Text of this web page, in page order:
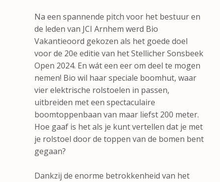
Na een spannende pitch voor het bestuur en
de leden van JCI Arnhem werd Bio
Vakantieoord gekozen als het goede doel
voor de 20e editie van het Stellicher Sonsbeek
Open 2024. En wát een eer om deel te mogen
nemen! Bio wil haar speciale boomhut, waar
vier elektrische rolstoelen in passen,
uitbreiden met een spectaculaire
boomtoppenbaan van maar liefst 200 meter.
Hoe gaaf is het als je kunt vertellen dat je met
je rolstoel door de toppen van de bomen bent
gegaan?
Dankzij de enorme betrokkenheid van het